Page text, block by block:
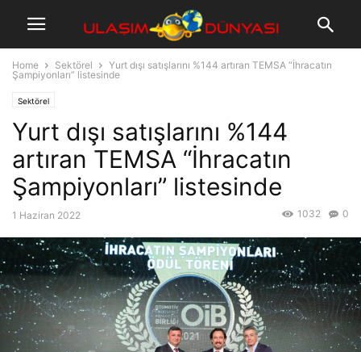
Home Sektörel
Yurt dışı satışlarını %144 artıran TEMSA “İhracatın
Şampiyonları” listesinde
Sektörel
Yurt dışı satışlarını %144
artıran TEMSA “İhracatın
Şampiyonları” listesinde
1 Haziran 2022 0
1032